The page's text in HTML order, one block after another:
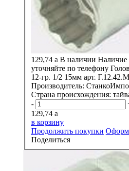
129,74 a В наличии Наличие
уточняйте по телефону
12-гр. 1/2 15мм арт.
Производитель:
Страна происхождения:
-
129,74 a
в корзину
Продолжить покупки
Поделиться